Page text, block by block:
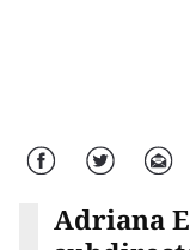
Facebook Twitter Correo
Adriana